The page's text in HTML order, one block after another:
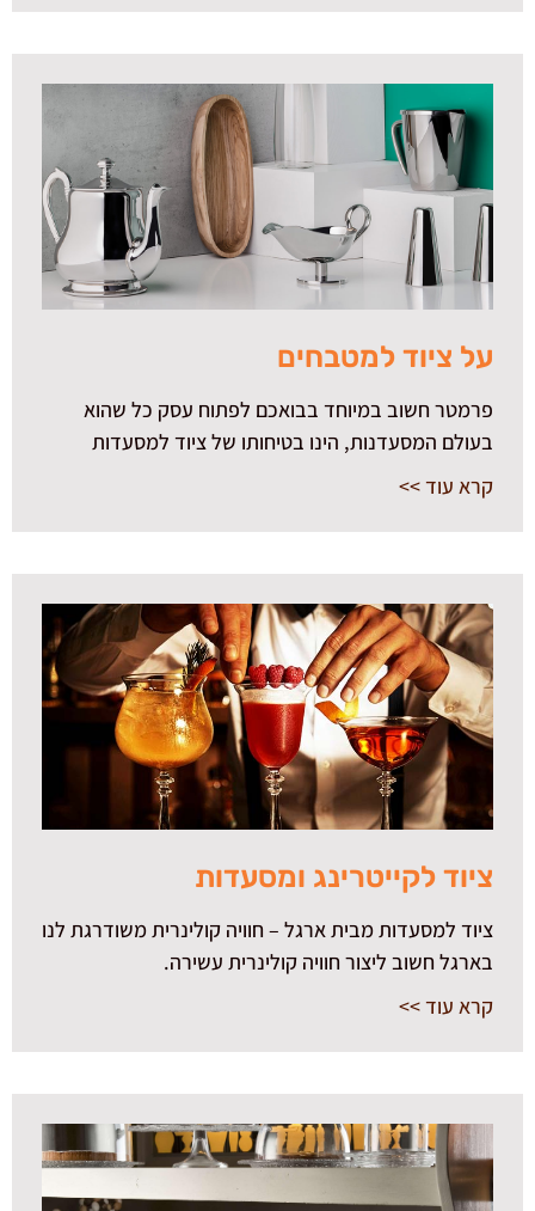
על ציוד למטבחים
פרמטר חשוב במיוחד בבואכם לפתוח עסק כל שהוא
בעולם המסעדנות, הינו בטיחותו של ציוד למסעדות
קרא עוד >>
ציוד לקייטרינג ומסעדות
ציוד למסעדות מבית ארגל – חוויה קולינרית משודרגת לנו
בארגל חשוב ליצור חוויה קולינרית עשירה.
קרא עוד >>